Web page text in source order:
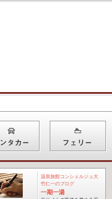
温泉旅館コンシェルジュ大
竹仁一のブログ
一期一湯